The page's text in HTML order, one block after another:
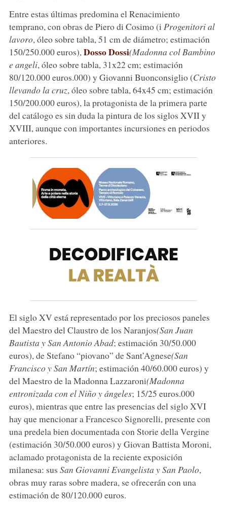
Entre estas últimas predomina el Renacimiento
temprano, con obras de Piero di Cosimo (i Progenitori al
lavoro, óleo sobre tabla, 51 cm de diámetro; estimación
150/250.000 euros), Dosso Dossi(Madonna col Bambino
e angeli, óleo sobre tabla, 31x22 cm; estimación
80/120.000 euros.000) y Giovanni Buonconsiglio (Cristo
llevando la cruz, óleo sobre tabla, 64x45 cm; estimación
150/200.000 euros), la protagonista de la primera parte
del catálogo es sin duda la pintura de los siglos XVII y
XVIII, aunque con importantes incursiones en periodos
anteriores.
El siglo XV está representado por los preciosos paneles
del Maestro del Claustro de los Naranjos(San Juan
Bautista y San Antonio Abad; estimación 30/50.000
euros), de Stefano “piovano” de Sant’Agnese(San
Francisco y San Martín; estimación 40/60.000 euros) y
del Maestro de la Madonna Lazzaroni(Madonna
entronizada con el Niño y ángeles; 15/25 euros.000
euros), mientras que entre las presencias del siglo XVI
hay que mencionar a Francesco Signorelli, presente con
una predela bien documentada con Storie della Vergine
(estimación 30/50.000 euros) y Giovan Battista Moroni,
aclamado protagonista de la reciente exposición
milanesa: sus San Giovanni Evangelista y San Paolo,
obras muy raras sobre madera, se ofrecerán con una
estimación de 80/120.000 euros.